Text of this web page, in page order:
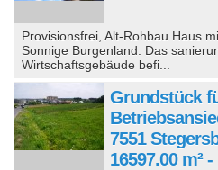
Provisionsfrei, Alt-Rohbau Haus
Sonnige Burgenland. Das
Wirtschaftsgebäude befi...
Grundstück
7551
16597.00 m²